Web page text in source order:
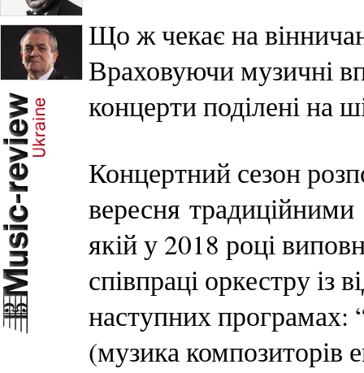
Що ж чекає на
Враховуючи музичні
концерти поділені на
Концертний сезон
вересня
якій у 2018 році
співпраці оркестру
наступних
(музика композиторів